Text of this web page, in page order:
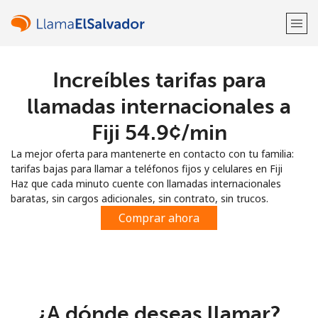
¡Bienvenido!
Regístrate con
Increíbles tarifas para
llamadas internacionales a
Fiji ⁦54.9¢⁩/min
La mejor oferta para mantenerte en contacto con tu familia:
tarifas bajas para llamar a teléfonos fijos y celulares en Fiji
Haz que cada minuto cuente con llamadas internacionales
baratas, sin cargos adicionales, sin contrato, sin trucos.
Comprar ahora